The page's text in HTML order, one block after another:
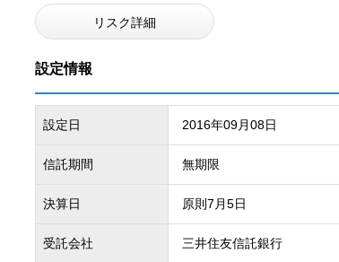
リスク詳細
設定情報
設定日 2016年09月08日
信託期間 無期限
決算日 原則7月5日
受託会社 三井住友信託銀行